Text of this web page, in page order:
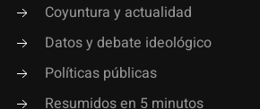
Coyuntura y actualidad
Datos y debate ideológico
Políticas públicas
Resumidos en 5 minutos